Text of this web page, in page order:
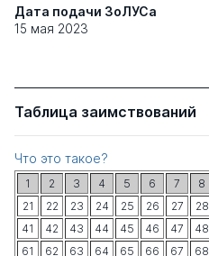
Дата подачи ЗоЛУСа
15 мая 2023
Таблица заимствований
Что это такое?
1 2 3 4 5 6 7 8
21
22 23 24 25 26 27 28
41
42 43 44 45 46 47 48
61
62 63 64 65 66 67 68